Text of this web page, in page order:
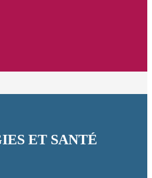
ET SANTÉ